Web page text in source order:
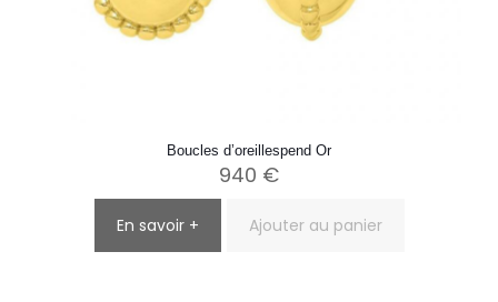
Boucles d’oreillespend Or
940 €
En savoir + Ajouter au panier